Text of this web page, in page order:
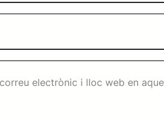
electrònic i lloc web en